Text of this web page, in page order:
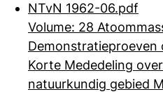
NTvN 1962-06.pdf
Volume: 28
Korte Mededeling
natuurkundig gebied